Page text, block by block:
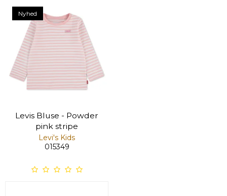
Nyhed
Levis Bluse - Powder
pink stripe
Levi's Kids
015349